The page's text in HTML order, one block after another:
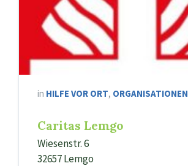
in HILFE VOR ORT, ORGANISATIONEN
Caritas Lemgo
Wiesenstr. 6
32657 Lemgo